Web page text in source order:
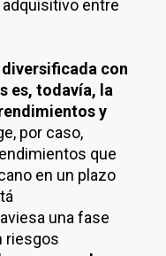
entre
con
es, todavía, la
y
por caso,
que
en un plazo
una fase
riesgos